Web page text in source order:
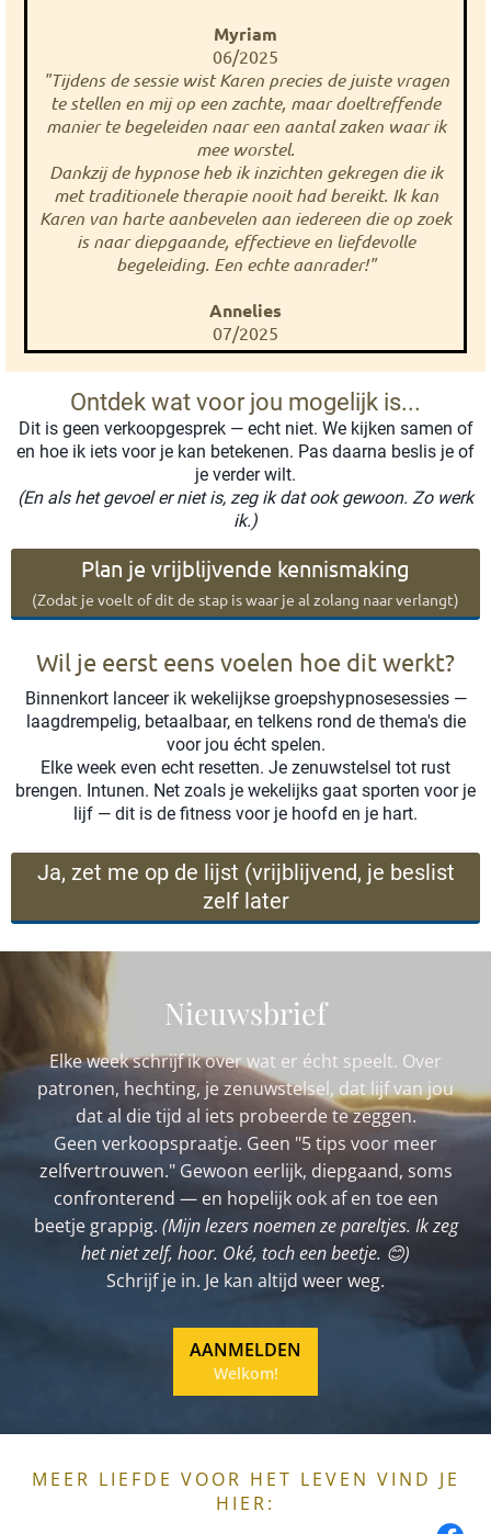
Myriam
06/2025
"Tijdens de sessie wist Karen precies de juiste vragen
te stellen en mij op een zachte, maar doeltreffende
manier te begeleiden naar een aantal zaken waar ik
mee worstel.
Dankzij de hypnose heb ik inzichten gekregen die ik
met traditionele therapie nooit had bereikt. Ik kan
Karen van harte aanbevelen aan iedereen die op zoek
is naar diepgaande, effectieve en liefdevolle
begeleiding. Een echte aanrader!"
Annelies
07/2025
Ontdek wat voor jou mogelijk is...
Dit is geen verkoopgesprek — echt niet. We kijken samen of
en hoe ik iets voor je kan betekenen. Pas daarna beslis je of
je verder wilt.
(En als het gevoel er niet is, zeg ik dat ook gewoon. Zo werk
ik.)
Plan je vrijblijvende kennismaking
(Zodat je voelt of dit de stap is waar je al zolang naar verlangt)
Wil je eerst eens voelen hoe dit werkt?
Binnenkort lanceer ik wekelijkse groepshypnosesessies —
laagdrempelig, betaalbaar, en telkens rond de thema's die
voor jou écht spelen.
Elke week even echt resetten. Je zenuwstelsel tot rust
brengen. Intunen. Net zoals je wekelijks gaat sporten voor je
lijf — dit is de fitness voor je hoofd en je hart.
Ja, zet me op de lijst (vrijblijvend, je beslist
zelf later
Nieuwsbrief
Elke week schrijf ik over wat er écht speelt. Over
patronen, hechting, je zenuwstelsel, dat lijf van jou
dat al die tijd al iets probeerde te zeggen.
Geen verkoopspraatje. Geen "5 tips voor meer
zelfvertrouwen." Gewoon eerlijk, diepgaand, soms
confronterend — en hopelijk ook af en toe een
beetje grappig. (Mijn lezers noemen ze pareltjes. Ik zeg
het niet zelf, hoor. Oké, toch een beetje. 😊)
Schrijf je in. Je kan altijd weer weg.
AANMELDEN
Welkom!
MEER LIEFDE VOOR HET LEVEN VIND JE
HIER: